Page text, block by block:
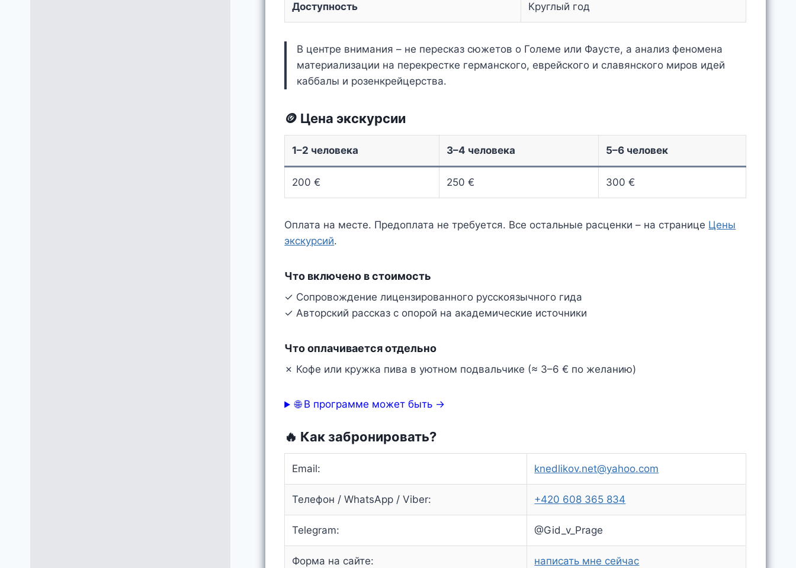
Доступность Круглый год
В центре внимания – не пересказ сюжетов о Големе или Фаусте, а анализ феномена
материализации на перекрестке германского, еврейского и славянского миров идей
каббалы и розенкрейцерства.
🪙 Цена экскурсии
1–2 человека 3–4 человека 5–6 человек
200 € 250 € 300 €
Оплата на месте. Предоплата не требуется. Все остальные расценки – на странице Цены
экскурсий.
Что включено в стоимость
✓ Сопровождение лицензированного русскоязычного гида
✓ Авторский рассказ с опорой на академические источники
Что оплачивается отдельно
✗ Кофе или кружка пива в уютном подвальчике (≈ 3–6 € по желанию)
🌐 В программе может быть →
🔥 Как забронировать?
Email: knedlikov.net@yahoo.com
Телефон / WhatsApp / Viber: +420 608 365 834
Telegram: @Gid_v_Prage
Форма на сайте: написать мне сейчас